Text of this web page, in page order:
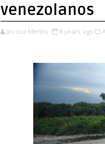
venezolanos
Jessica Merlos 8 years ago